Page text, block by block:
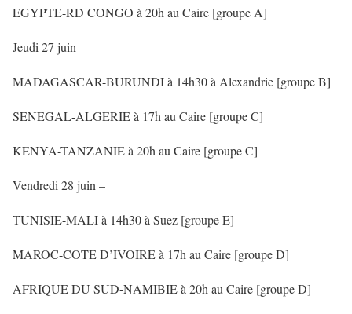
EGYPTE-RD CONGO à 20h au Caire [groupe A]
Jeudi 27 juin –
MADAGASCAR-BURUNDI à 14h30 à Alexandrie [groupe B]
SENEGAL-ALGERIE à 17h au Caire [groupe C]
KENYA-TANZANIE à 20h au Caire [groupe C]
Vendredi 28 juin –
TUNISIE-MALI à 14h30 à Suez [groupe E]
MAROC-COTE D’IVOIRE à 17h au Caire [groupe D]
AFRIQUE DU SUD-NAMIBIE à 20h au Caire [groupe D]